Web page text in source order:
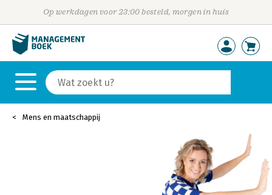
Op werkdagen voor 23:00 besteld, morgen in huis
Mens en maatschappij